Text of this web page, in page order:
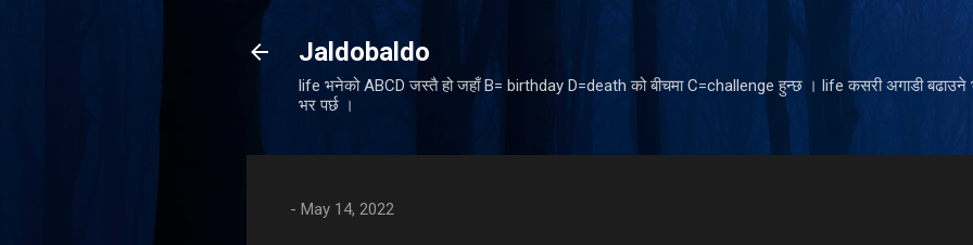
Jaldobaldo
life भनेको ABCD जस्तै हो जहाँ B= birthday D=death को बीचमा C=challenge हुन्छ । life कसरी अगाडी
भर पर्छ ।
- May 14, 2022